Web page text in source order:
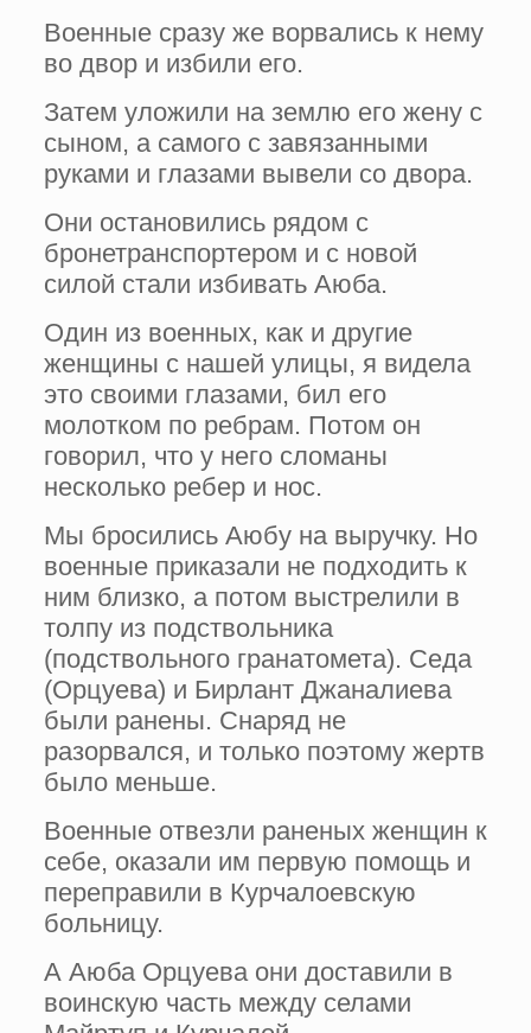
Военные сразу же ворвались к нему
во двор и избили его.
Затем уложили на землю его жену с
сыном, а самого с завязанными
руками и глазами вывели со двора.
Они остановились рядом с
бронетранспортером и с новой
силой стали избивать Аюба.
Один из военных, как и другие
женщины с нашей улицы, я видела
это своими глазами, бил его
молотком по ребрам. Потом он
говорил, что у него сломаны
несколько ребер и нос.
Мы бросились Аюбу на выручку. Но
военные приказали не подходить к
ним близко, а потом выстрелили в
толпу из подствольника
(подствольного гранатомета). Седа
(Орцуева) и Бирлант Джаналиева
были ранены. Снаряд не
разорвался, и только поэтому жертв
было меньше.
Военные отвезли раненых женщин к
себе, оказали им первую помощь и
переправили в Курчалоевскую
больницу.
А Аюба Орцуева они доставили в
воинскую часть между селами